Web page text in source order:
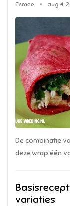
Esmee aug 4,
De combinatie
deze wrap één
variaties